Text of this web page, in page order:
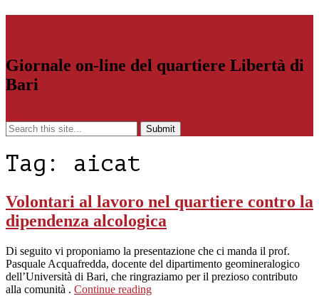
Giornale on-line del quartiere Libertà di
Bari
Tag: aicat
Volontari al lavoro nel quartiere contro la
dipendenza alcologica
Di seguito vi proponiamo la presentazione che ci manda il prof.
Pasquale Acquafredda, docente del dipartimento geomineralogico
dell’Università di Bari, che ringraziamo per il prezioso contributo
alla comunità . Continue reading